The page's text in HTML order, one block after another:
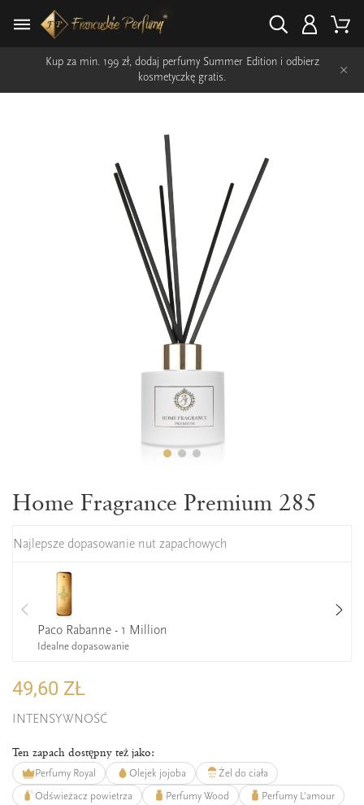
Kup za min. 199 zł, dodaj perfumy Summer Edition i odbierz
kosmetyczkę gratis.
×
Home Fragrance Premium 285
Najlepsze dopasowanie nut zapachowych
Paco Rabanne - 1 Million
Idealne dopasowanie
49,60 ZŁ
INTENSYWNOŚĆ
Ten zapach dostępny też jako:
Perfumy Royal Olejek jojoba
Żel do ciała
Odświeżacz powietrza
Perfumy Wood
Perfumy L'amour